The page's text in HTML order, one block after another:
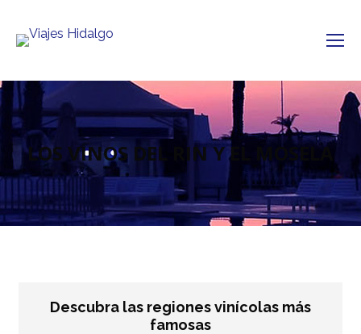
LOS VINOS DEL RIN Y EL MOSELA
Descubra las regiones vinícolas más
famosas